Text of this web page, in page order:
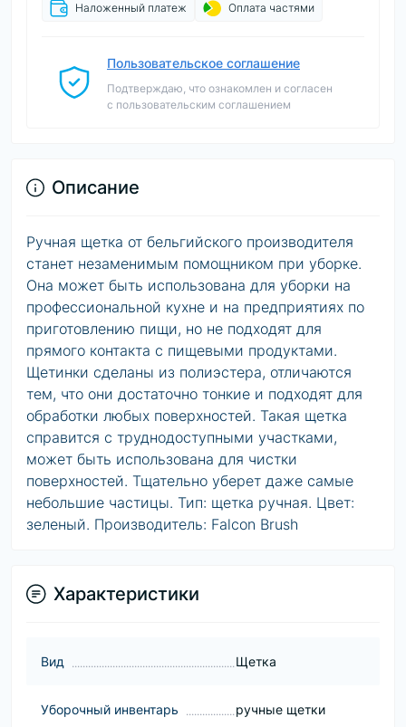
Наложенный платеж
Оплата частями
Пользовательское соглашение
Подтверждаю, что ознакомлен и согласен
с пользовательским соглашением
Описание
Ручная щетка от бельгийского производителя
станет незаменимым помощником при уборке.
Она может быть использована для уборки на
профессиональной кухне и на предприятиях по
приготовлению пищи, но не подходят для
прямого контакта с пищевыми продуктами.
Щетинки сделаны из полиэстера, отличаются
тем, что они достаточно тонкие и подходят для
обработки любых поверхностей. Такая щетка
справится с труднодоступными участками,
может быть использована для чистки
поверхностей. Тщательно уберет даже самые
небольшие частицы. Тип: щетка ручная. Цвет:
зеленый. Производитель: Falcon Brush
Характеристики
Вид Щетка
Уборочный инвентарь ручные щетки